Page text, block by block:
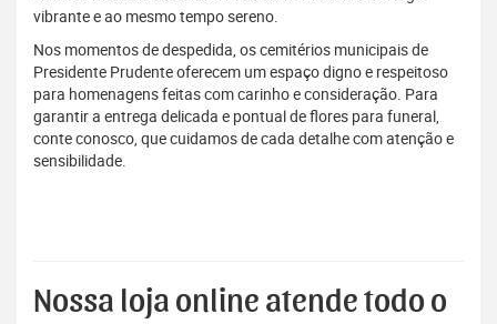
vibrante e ao mesmo tempo sereno.
Nos momentos de despedida, os cemitérios municipais de
Presidente Prudente oferecem um espaço digno e respeitoso
para homenagens feitas com carinho e consideração. Para
garantir a entrega delicada e pontual de flores para funeral,
conte conosco, que cuidamos de cada detalhe com atenção e
sensibilidade.
Nossa loja online atende todo o